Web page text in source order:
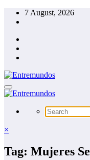
Skip
7 August, 2026
×
Tag: Mujeres